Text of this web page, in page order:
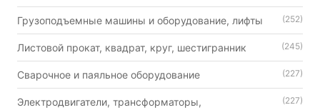
Грузоподъемные машины и оборудование, лифты (252)
Листовой прокат, квадрат, круг, шестигранник (245)
Сварочное и паяльное оборудование (227)
Электродвигатели, трансформаторы,
(227)